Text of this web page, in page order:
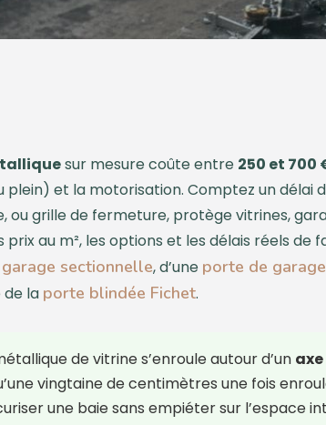
sur mesure coûte entre 250 et 700
et la motorisation. Comptez un délai
ou grille de fermeture, protège vitrines,
au m², les options et les délais réels
sectionnelle, d’une porte de
la porte blindée Fichet.
de vitrine s’enroule autour d’un
vingtaine de centimètres une fois
une baie sans empiéter sur l’espace